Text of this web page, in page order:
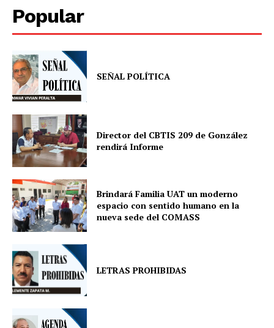
Popular
SEÑAL POLÍTICA
Director del CBTIS 209 de González
rendirá Informe
Brindará Familia UAT un moderno
espacio con sentido humano en la
nueva sede del COMASS
LETRAS PROHIBIDAS